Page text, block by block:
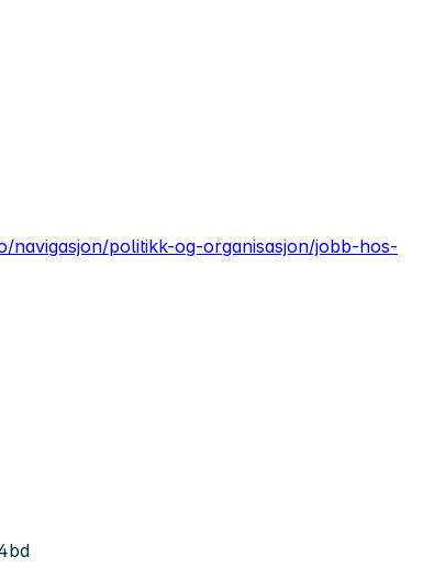
navigasjon/politikk-og-organisasjon/jobb-hos-